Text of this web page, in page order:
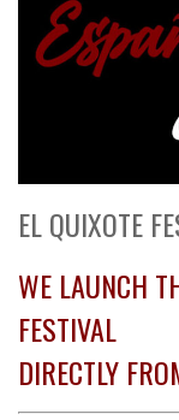
EL QUIXOTE
WE LAUNCH
FESTIVAL
DIRECTLY